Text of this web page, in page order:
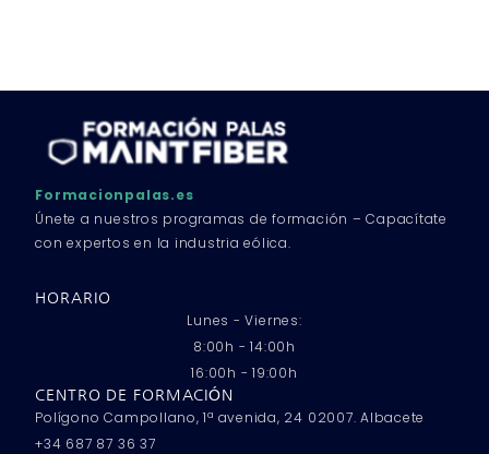
Formacionpalas.es
Únete a nuestros programas de formación – Capacítate
con expertos en la industria eólica.
HORARIO
Lunes - Viernes:
8:00h - 14:00h
16:00h - 19:00h
CENTRO DE FORMACIÓN
Polígono Campollano, 1ª avenida, 24 02007. Albacete
+34 687 87 36 37